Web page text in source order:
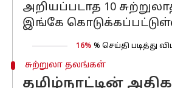
அறியப்படாத 10
இங்கே
16% % செய்தி படித்து
சுற்றுலா தலங்கள்
தமிழ்நாட்டின்